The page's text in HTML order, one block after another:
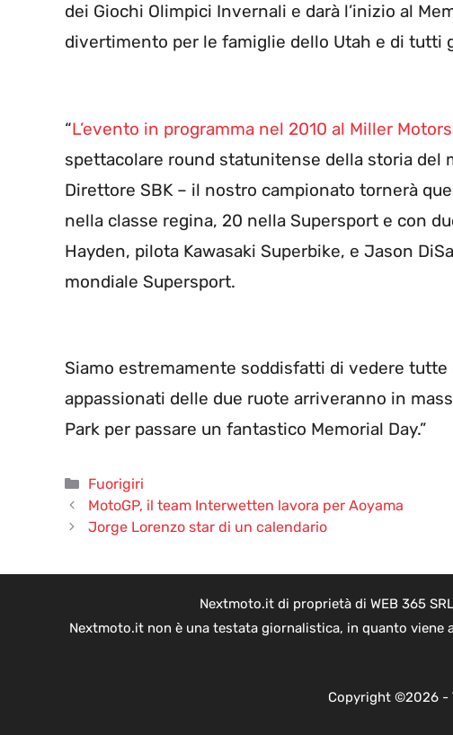
dei Giochi Olimpici Invernali e darà l’inizio al
divertimento per le famiglie dello Utah e di tutti
“L’evento in programma nel 2010 al Miller
spettacolare round statunitense della storia del
Direttore SBK – il nostro campionato tornerà
nella classe regina, 20 nella Supersport e con
Hayden, pilota Kawasaki Superbike, e Jason
mondiale Supersport.
Siamo estremamente soddisfatti di vedere
appassionati delle due ruote arriveranno in
Park per passare un fantastico Memorial Day.”
Categorie
Fuorigiri
MotoGP, il team Interwetten lavora per Aoyama
Jorge Lorenzo star di un calendario
Nextmoto.it di proprietà di WEB 365
Nextmoto.it non è una testata giornalistica, in quanto
Copyright ©2026 -